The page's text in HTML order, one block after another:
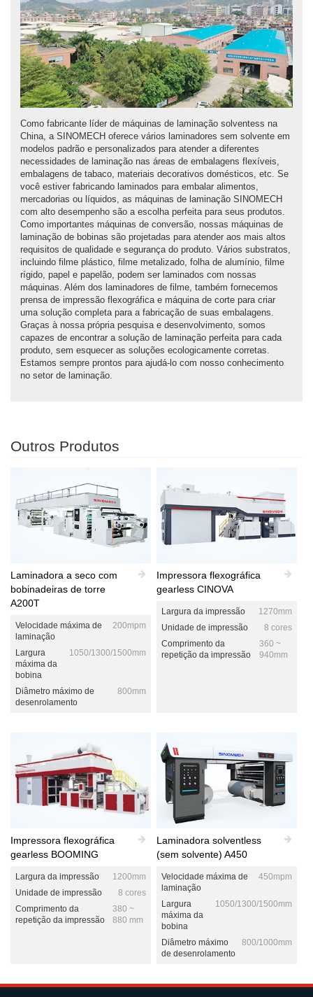
Como fabricante líder de máquinas de laminação solventess na
China, a SINOMECH oferece vários laminadores sem solvente em
modelos padrão e personalizados para atender a diferentes
necessidades de laminação nas áreas de embalagens flexíveis,
embalagens de tabaco, materiais decorativos domésticos, etc. Se
você estiver fabricando laminados para embalar alimentos,
mercadorias ou líquidos, as máquinas de laminação SINOMECH
com alto desempenho são a escolha perfeita para seus produtos.
Como importantes máquinas de conversão, nossas máquinas de
laminação de bobinas são projetadas para atender aos mais altos
requisitos de qualidade e segurança do produto. Vários substratos,
incluindo filme plástico, filme metalizado, folha de alumínio, filme
rígido, papel e papelão, podem ser laminados com nossas
máquinas. Além dos laminadores de filme, também fornecemos
prensa de impressão flexográfica e máquina de corte para criar
uma solução completa para a fabricação de suas embalagens.
Graças à nossa própria pesquisa e desenvolvimento, somos
capazes de encontrar a solução de laminação perfeita para cada
produto, sem esquecer as soluções ecologicamente corretas.
Estamos sempre prontos para ajudá-lo com nosso conhecimento
no setor de laminação.
Outros Produtos
Laminadora a seco com
bobinadeiras de torre
A200T
Velocidade máxima de
laminação
200mpm
Largura
máxima da
bobina
1050/1300/1500mm
Diâmetro máximo de
desenrolamento
800mm
Impressora flexográfica
gearless CINOVA
Largura da impressão
1270mm
Unidade de impressão
8 cores
Comprimento da
repetição da impressão
360 ~
940mm
Impressora flexográfica
gearless BOOMING
Largura da impressão
1200mm
Unidade de impressão
8 cores
Comprimento da
repetição da impressão
380 ~
880 mm
Laminadora solventless
(sem solvente) A450
Velocidade máxima de
laminação
450mpm
Largura
máxima da
bobina
1050/1300/1500mm
Diâmetro máximo
de desenrolamento
800/1000mm